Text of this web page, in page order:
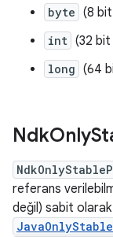
byte (8
int (32 bit
long (64
NdkOnly
referans
değil) sabit